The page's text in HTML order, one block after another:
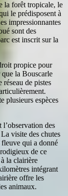
la forêt tropicale, le
le prédisposent à
impressionnantes
sont des
est inscrit sur la
propice pour
la Bouscarle
réseau de pistes
plusieurs espèces
des
La visite des chutes
qui a donné
de ce
la clairière
intégrant
offre les
animaux.